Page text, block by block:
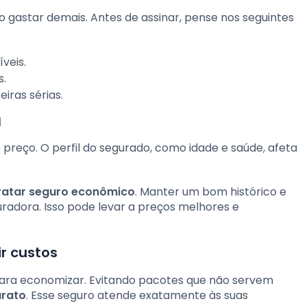
demais. Antes de assinar, pense nos seguintes
sérias.
O perfil do segurado, como idade e saúde, afeta
seguro econômico. Manter um bom histórico e
Isso pode levar a preços melhores e
custos
economizar. Evitando pacotes que não servem
. Esse seguro atende exatamente às suas